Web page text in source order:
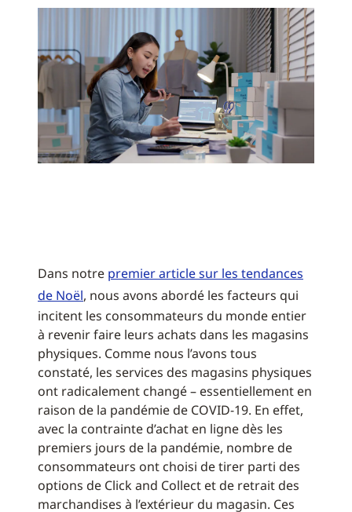
Dans notre premier article sur les tendances
de Noël, nous avons abordé les facteurs qui
incitent les consommateurs du monde entier
à revenir faire leurs achats dans les magasins
physiques. Comme nous l’avons tous
constaté, les services des magasins physiques
ont radicalement changé – essentiellement en
raison de la pandémie de COVID-19. En effet,
avec la contrainte d’achat en ligne dès les
premiers jours de la pandémie, nombre de
consommateurs ont choisi de tirer parti des
options de Click and Collect et de retrait des
marchandises à l’extérieur du magasin. Ces